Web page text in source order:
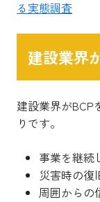
る実態調査
建設業界
建設業界がBCP
りです。
事業を継続
災害時の復
周囲からの